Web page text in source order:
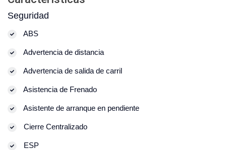
Seguridad
ABS
Advertencia de distancia
Advertencia de salida de carril
Asistencia de Frenado
Asistente de arranque en pendiente
Cierre Centralizado
ESP